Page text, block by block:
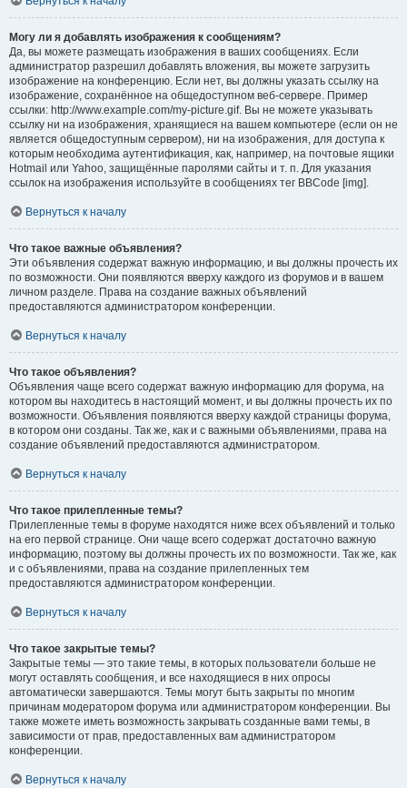
Могу ли я добавлять изображения к сообщениям?
Да, вы можете размещать изображения в ваших сообщениях. Если
администратор разрешил добавлять вложения, вы можете загрузить
изображение на конференцию. Если нет, вы должны указать ссылку на
изображение, сохранённое на общедоступном веб-сервере. Пример
ссылки: http://www.example.com/my-picture.gif. Вы не можете указывать
ссылку ни на изображения, хранящиеся на вашем компьютере (если он не
является общедоступным сервером), ни на изображения, для доступа к
которым необходима аутентификация, как, например, на почтовые ящики
Hotmail или Yahoo, защищённые паролями сайты и т. п. Для указания
ссылок на изображения используйте в сообщениях тег BBCode [img].
Вернуться к началу
Что такое важные объявления?
Эти объявления содержат важную информацию, и вы должны прочесть их
по возможности. Они появляются вверху каждого из форумов и в вашем
личном разделе. Права на создание важных объявлений
предоставляются администратором конференции.
Вернуться к началу
Что такое объявления?
Объявления чаще всего содержат важную информацию для форума, на
котором вы находитесь в настоящий момент, и вы должны прочесть их по
возможности. Объявления появляются вверху каждой страницы форума,
в котором они созданы. Так же, как и с важными объявлениями, права на
создание объявлений предоставляются администратором.
Вернуться к началу
Что такое прилепленные темы?
Прилепленные темы в форуме находятся ниже всех объявлений и только
на его первой странице. Они чаще всего содержат достаточно важную
информацию, поэтому вы должны прочесть их по возможности. Так же, как
и с объявлениями, права на создание прилепленных тем
предоставляются администратором конференции.
Вернуться к началу
Что такое закрытые темы?
Закрытые темы — это такие темы, в которых пользователи больше не
могут оставлять сообщения, и все находящиеся в них опросы
автоматически завершаются. Темы могут быть закрыты по многим
причинам модератором форума или администратором конференции. Вы
также можете иметь возможность закрывать созданные вами темы, в
зависимости от прав, предоставленных вам администратором
конференции.
Вернуться к началу